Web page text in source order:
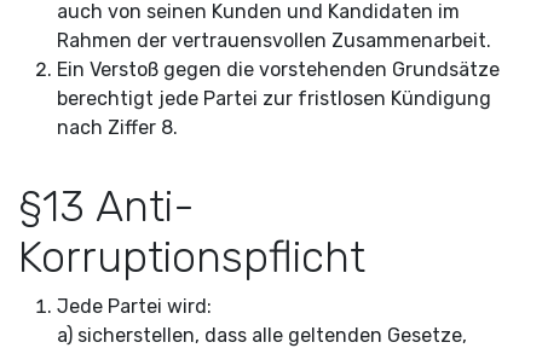
auch von seinen Kunden und Kandidaten im
Rahmen der vertrauensvollen Zusammenarbeit.
Ein Verstoß gegen die vorstehenden Grundsätze
berechtigt jede Partei zur fristlosen Kündigung
nach Ziffer 8.
§13 Anti-
Korruptionspflicht
Jede Partei wird:
a) sicherstellen, dass alle geltenden Gesetze,